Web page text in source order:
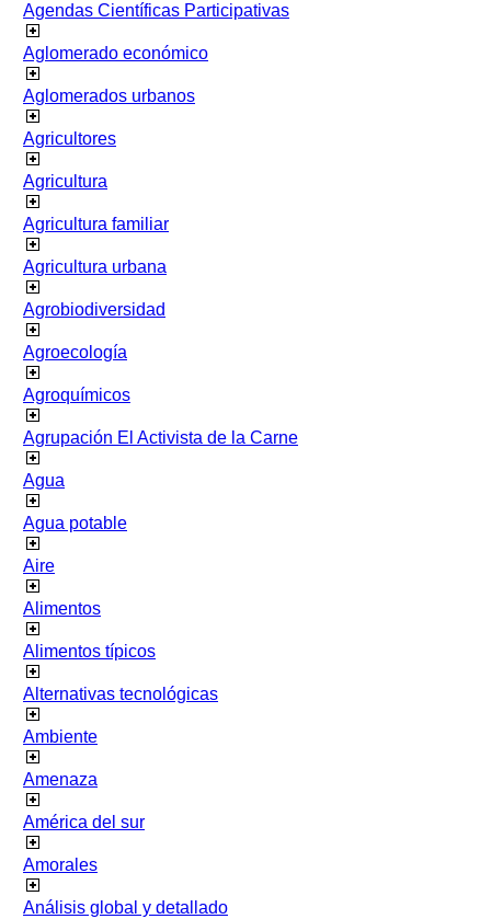
Agendas Científicas Participativas
Aglomerado económico
Aglomerados urbanos
Agricultores
Agricultura
Agricultura familiar
Agricultura urbana
Agrobiodiversidad
Agroecología
Agroquímicos
Agrupación El Activista de la Carne
Agua
Agua potable
Aire
Alimentos
Alimentos típicos
Alternativas tecnológicas
Ambiente
Amenaza
América del sur
Amorales
Análisis global y detallado